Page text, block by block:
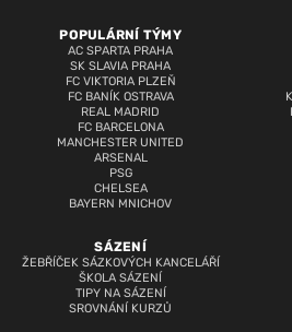
POPULÁRNÍ TÝMY
AC SPARTA PRAHA
SK SLAVIA PRAHA
FC VIKTORIA PLZEŇ
FC BANÍK OSTRAVA
REAL MADRID
FC BARCELONA
MANCHESTER UNITED
ARSENAL
PSG
CHELSEA
BAYERN MNICHOV
SÁZENÍ
ŽEBŘÍČEK SÁZKOVÝCH KANCELÁŘÍ
ŠKOLA SÁZENÍ
TIPY NA SÁZENÍ
SROVNÁNÍ KURZŮ